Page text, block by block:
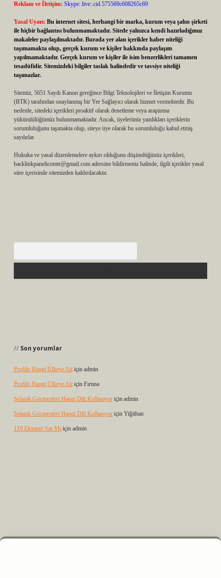
Reklam ve İletişim: Skype: live:.cid.575569c608265c69
Yasal Uyarı: Bu internet sitesi, herhangi bir marka, kurum veya şahıs şirketi
ile hiçbir bağlantısı bulunmamaktadır. Sitede yalnızca kendi hazırladığımız
makaleler paylaşılmaktadır. Burada yer alan içerikler haber niteliği
taşımamakta olup, gerçek kurum ve kişiler hakkında paylaşım
yapılmamaktadır. Gerçek kurum ve kişiler ile isim benzerlikleri tamamen
tesadüfidir. Sitemizdeki bilgiler taslak halindedir ve tavsiye niteliği
taşımazlar.
Sitemiz, 5651 Sayılı Kanun gereğince Bilgi Teknolojileri ve İletişim Kurumu
(BTK) tarafından onaylanmış bir Yer Sağlayıcı olarak hizmet vermektedir. Bu
nedenle, sitedeki içerikleri proaktif olarak denetleme veya araştırma
yükümlülüğümüz bulunmamaktadır. Ancak, üyelerimiz yazdıkları içeriklerin
sorumluluğunu taşımakta olup, siteye üye olarak bu sorumluluğu kabul etmiş
sayılırlar.
Hukuka ve yasal düzenlemelere aykırı olduğunu düşündüğünüz içerikleri,
backlinkpanelicomtr@gmail.com adresine bildirmeniz halinde, ilgili içerikler yasal
süre içerisinde sitemizden kaldırılacaktır.
Son yorumlar
Profilo Hangi Ülkeye Ait için admin
Profilo Hangi Ülkeye Ait için Fırtına
Selanik Göçmenleri Hangi Dili Kullanıyor için admin
Selanik Göçmenleri Hangi Dili Kullanıyor için Yiğithan
119 Element Var Mı için admin
elexbet